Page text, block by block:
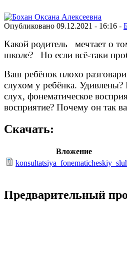
Опубликовано 09.12.2021 - 16:16 -
Какой родитель мечтает о
школе? Но если всё-таки
Ваш ребёнок плохо
слухом у ребёнка. Удивлены?
слух, фонематическое
восприятие? Почему он так
Скачать:
Вложение
Предварительный